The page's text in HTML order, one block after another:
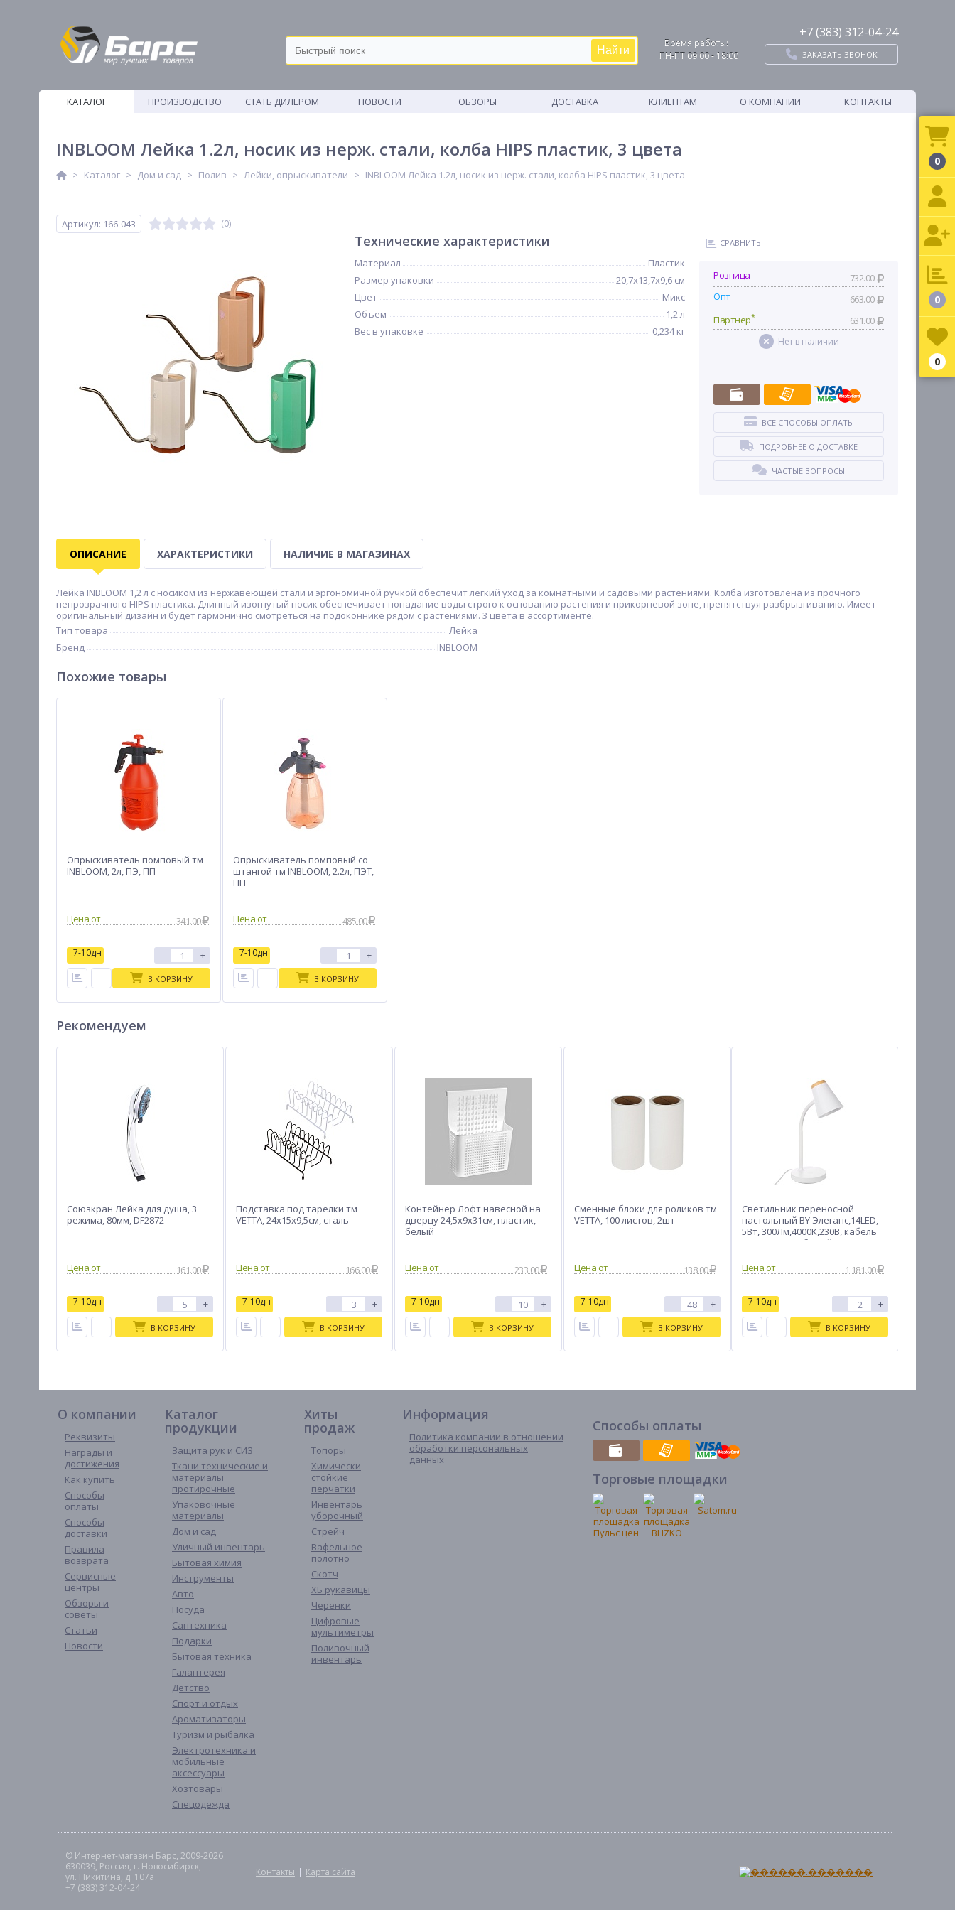
Найти
Время работы:
ПН-ПТ 09:00 - 18:00
+7 (383) 312-04-24
ЗАКАЗАТЬ ЗВОНОК
КАТАЛОГ
ПРОИЗВОДСТВО
СТАТЬ ДИЛЕРОМ НОВОСТИ ОБЗОРЫ ДОСТАВКА КЛИЕНТАМ О КОМПАНИИ КОНТАКТЫ
INBLOOM Лейка 1.2л, носик из нерж. стали, колба HIPS пластик, 3 цвета
Каталог Дом и сад Полив Лейки, опрыскиватели INBLOOM Лейка 1.2л, носик из нерж. стали, колба HIPS пластик, 3 цвета
Артикул: 166-043 (0)
Технические характеристики
Материал
Пластик
Размер упаковки
20,7х13,7х9,6 см
Цвет
Микс
Объем
1,2 л
Вес в упаковке
0,234 кг
СРАВНИТЬ
Розница
732.00
Опт
663.00
Партнер* 631.00
Нет в наличии
ВСЕ СПОСОБЫ ОПЛАТЫ
ПОДРОБНЕЕ О ДОСТАВКЕ
ЧАСТЫЕ ВОПРОСЫ
ОПИСАНИЕ ХАРАКТЕРИСТИКИ НАЛИЧИЕ В МАГАЗИНАХ
Лейка INBLOOM 1,2 л с носиком из нержавеющей стали и эргономичной ручкой обеспечит легкий уход за комнатными и садовыми растениями. Колба изготовлена из прочного
непрозрачного HIPS пластика. Длинный изогнутый носик обеспечивает попадание воды строго к основанию растения и прикорневой зоне, препятствуя разбрызгиванию. Имеет
оригинальный дизайн и будет гармонично смотреться на подоконнике рядом с растениями. 3 цвета в ассортименте.
Тип товара
Лейка
Бренд
INBLOOM
Похожие товары
Опрыскиватель помповый тм
INBLOOM, 2л, ПЭ, ПП
Цена от 341.00
7-10дн - +
В КОРЗИНУ
Опрыскиватель помповый со
штангой тм INBLOOM, 2.2л, ПЭТ,
ПП
Цена от 485.00
7-10дн - +
В КОРЗИНУ
Рекомендуем
Союзкран Лейка для душа, 3
режима, 80мм, DF2872
161.00
7-10дн - +
В КОРЗИНУ
Подставка под тарелки тм
VETTA, 24х15х9,5см, сталь
166.00
7-10дн - +
В КОРЗИНУ
Контейнер Лофт навесной на
дверцу 24,5х9х31см, пластик,
белый
233.00
7-10дн - +
В КОРЗИНУ
Сменные блоки для роликов тм
VETTA, 100 листов, 2шт
138.00
7-10дн - +
В КОРЗИНУ
Светильник переносной
настольный BY Элеганс,14LED,
5Вт, 300Лм,4000K,230В, кабель
1.6м, пластик,белый
1 181.00
7-10дн - +
В КОРЗИНУ
О компании
Реквизиты
Награды и
достижения
Как купить
Способы
оплаты
Способы
доставки
Правила
возврата
Сервисные
центры
Обзоры и
советы
Статьи
Новости
Каталог
продукции
Защита рук и СИЗ
Ткани технические и
материалы
протирочные
Упаковочные
материалы
Дом и сад
Уличный инвентарь
Бытовая химия
Инструменты
Авто
Посуда
Сантехника
Подарки
Бытовая техника
Галантерея
Детство
Спорт и отдых
Ароматизаторы
Туризм и рыбалка
Электротехника и
мобильные
аксессуары
Хозтовары
Спецодежда
Хиты
продаж
Топоры
Химически
стойкие
перчатки
Инвентарь
уборочный
Стрейч
Вафельное
полотно
Скотч
ХБ рукавицы
Черенки
Цифровые
мультиметры
Поливочный
инвентарь
Информация
Политика компании в отношении
обработки персональных
данных
Способы оплаты
Торговые площадки
© Интернет-магазин Барс, 2009-2026
630039, Россия, г. Новосибирск,
ул. Никитина, д. 107а
+7 (383) 312-04-24
Контакты Карта сайта
0
0
0